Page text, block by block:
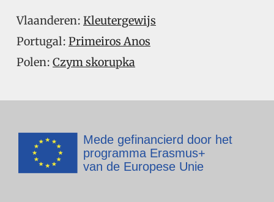
Vlaanderen: Kleutergewijs
Portugal: Primeiros Anos
Polen: Czym skorupka